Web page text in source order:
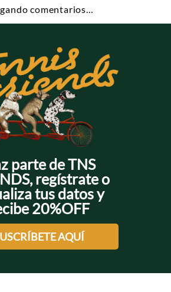
comentarios…
parte de TNS
regístrate o
tus datos y
20%OFF
AQUÍ